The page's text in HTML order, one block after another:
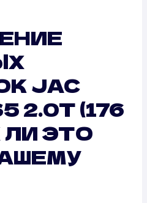
JAC
2.0T (176
ЛИ ЭТО